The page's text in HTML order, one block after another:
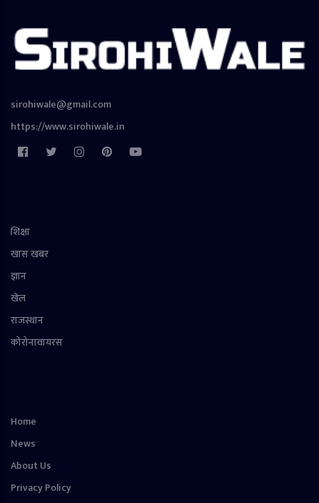
sirohiwale@gmail.com
https://www.sirohiwale.in
शिक्षा
खास खबर
ज्ञान
खेल
राजस्थान
कोरोनावायरस
Home
News
About Us
Privacy Policy